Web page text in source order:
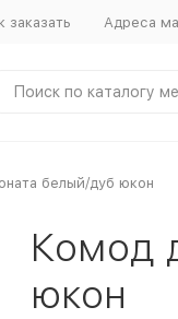
заказать Адреса
белый/дуб юкон
Комод
юкон